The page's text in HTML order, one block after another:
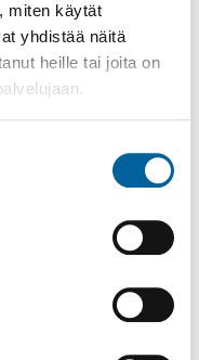
miten käytät
yhdistää näitä
heille tai joita on